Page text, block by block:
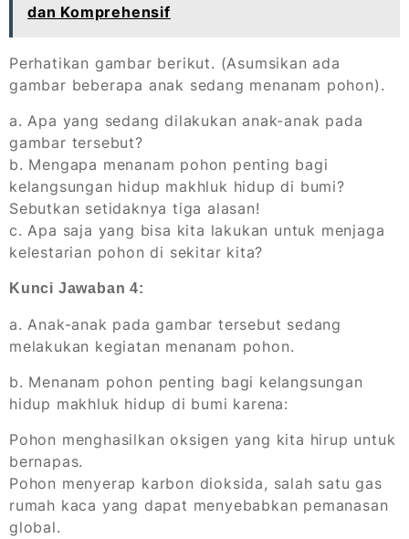
dan Komprehensif
Perhatikan gambar berikut. (Asumsikan ada
gambar beberapa anak sedang menanam pohon).
a. Apa yang sedang dilakukan anak-anak pada
gambar tersebut?
b. Mengapa menanam pohon penting bagi
kelangsungan hidup makhluk hidup di bumi?
Sebutkan setidaknya tiga alasan!
c. Apa saja yang bisa kita lakukan untuk menjaga
kelestarian pohon di sekitar kita?
Kunci Jawaban 4:
a. Anak-anak pada gambar tersebut sedang
melakukan kegiatan menanam pohon.
b. Menanam pohon penting bagi kelangsungan
hidup makhluk hidup di bumi karena:
Pohon menghasilkan oksigen yang kita hirup untuk
bernapas.
Pohon menyerap karbon dioksida, salah satu gas
rumah kaca yang dapat menyebabkan pemanasan
global.